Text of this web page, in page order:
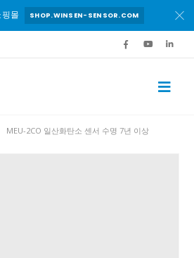
몰 SHOP.WINSEN-SENSOR.COM
MEU-2CO 일산화탄소 센서 수명 7년 이상